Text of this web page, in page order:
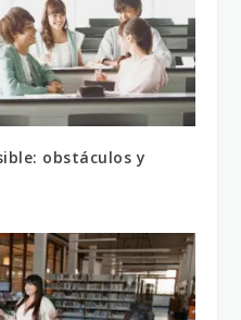
obstáculos y